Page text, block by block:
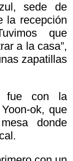
sede de
la recepción
que
a la casa”,
zapatillas
fue con la
ok, que
donde